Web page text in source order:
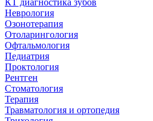
КТ диагностика зубов
Неврология
Озонотерапия
Отоларингология
Офтальмология
Педиатрия
Проктология
Рентген
Стоматология
Терапия
Травматология и ортопедия